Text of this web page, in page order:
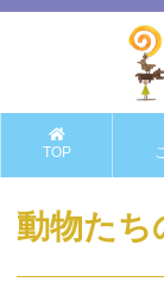
TOP
動物た